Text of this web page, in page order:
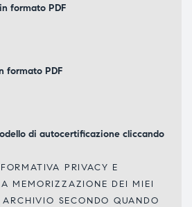
formato PDF
formato PDF
di autocertificazione cliccando
PRIVACY E
MEMORIZZAZIONE DEI MIEI
SECONDO QUANDO